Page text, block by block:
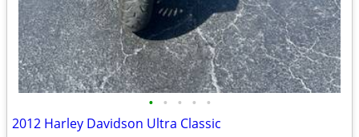
• • • • •
2012 Harley Davidson Ultra Classic